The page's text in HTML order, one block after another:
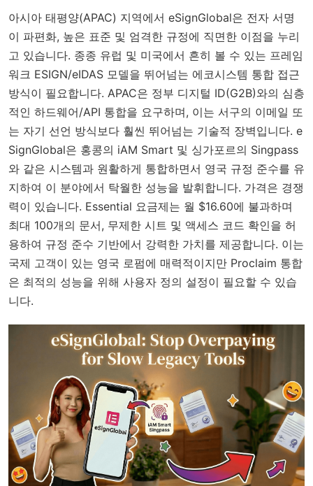
아시아 태평양(APAC) 지역에서 eSignGlobal은 전자 서명
이 파편화, 높은 표준 및 엄격한 규정에 직면한 이점을 누리
고 있습니다. 종종 유럽 및 미국에서 흔히 볼 수 있는 프레임
워크 ESIGN/eIDAS 모델을 뛰어넘는 에코시스템 통합 접근
방식이 필요합니다. APAC은 정부 디지털 ID(G2B)와의 심층
적인 하드웨어/API 통합을 요구하며, 이는 서구의 이메일 또
는 자기 선언 방식보다 훨씬 뛰어넘는 기술적 장벽입니다. e
SignGlobal은 홍콩의 iAM Smart 및 싱가포르의 Singpass
와 같은 시스템과 원활하게 통합하면서 영국 규정 준수를 유
지하여 이 분야에서 탁월한 성능을 발휘합니다. 가격은 경쟁
력이 있습니다. Essential 요금제는 월 $16.60에 불과하며
최대 100개의 문서, 무제한 시트 및 액세스 코드 확인을 허
용하여 규정 준수 기반에서 강력한 가치를 제공합니다. 이는
국제 고객이 있는 영국 로펌에 매력적이지만 Proclaim 통합
은 최적의 성능을 위해 사용자 정의 설정이 필요할 수 있습
니다.